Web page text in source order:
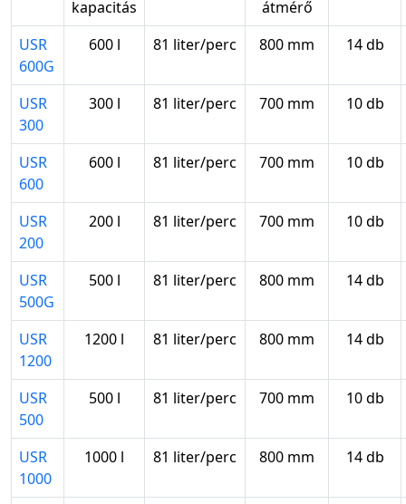
kapacitás
átmérő
USR
600G
600 l 81 liter/perc 800 mm 14 db
USR
300
300 l 81 liter/perc 700 mm 10 db
USR
600
600 l 81 liter/perc 700 mm 10 db
USR
200
200 l 81 liter/perc 700 mm 10 db
USR
500G
500 l 81 liter/perc 800 mm 14 db
USR
1200
1200 l 81 liter/perc 800 mm 14 db
USR
500
500 l 81 liter/perc 700 mm 10 db
USR
1000
1000 l 81 liter/perc 800 mm 14 db